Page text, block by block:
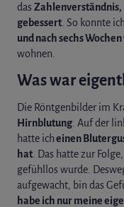
dasZahlenverständnis,
gebessert. So konnte ich
und nach sechs
wohnen.
Was war
Die Röntgenbilder im
Hirnblutung . Auf der
hatte icheinen
hat. Das hatte zur
gefühllos wurde.
aufgewacht, bin das
habe ich nur meine